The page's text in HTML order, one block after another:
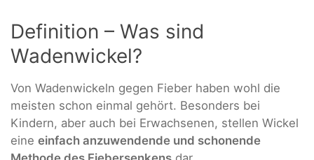
Definition – Was sind
Wadenwickel?
Von Wadenwickeln gegen Fieber haben wohl die
meisten schon einmal gehört. Besonders bei
Kindern, aber auch bei Erwachsenen, stellen Wickel
eine einfach anzuwendende und schonende